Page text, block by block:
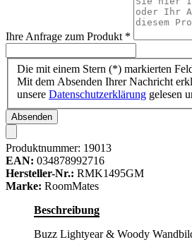
Ihre Anfrage zum Produkt *
Die mit einem Stern (*) markierten
Mit dem Absenden Ihrer Nachricht
unsere Datenschutzerklärung gelesen
Absenden
Produktnummer: 19013
EAN: 034878992716
Hersteller-Nr.: RMK1495GM
Marke: RoomMates
Beschreibung
Buzz Lightyear & Woody